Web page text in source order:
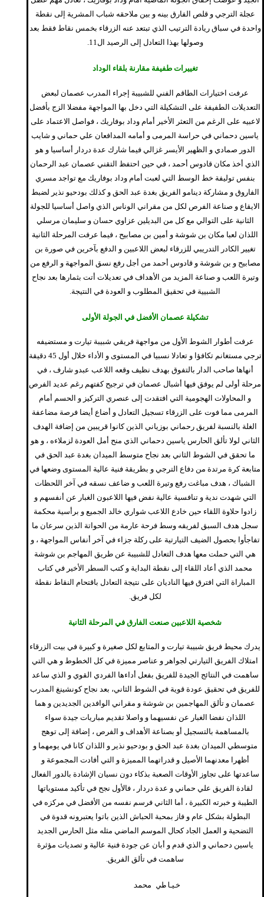
عجلة الترجي و قلص الفارق بينه و بين ملاحقه شباب المشرية إلى نقطة
واحدة في سباق ريادة الترتيب الذي تبتعد عنه الزرقاء بخمس نقاط فقط بعد
وصولها بهذا التعادل إلى الرصيد ال11.
تغييرات طفيفة مقارنة بلقاء الوداد
عرفت اختيارات الطاقم الفني للشبيبة إجراء المدرب عصمان لبعض
التعديلات الطفيفة على التشكيلة التي دخل بها المواجهة مفضلا الزج بأفضل
لاعبيه على الرغم من التعثر الأخير أمام وداد بوفاريك ، فواصل الاعتماد على
ياسين دحماني في حراسة المرمى و أمامه المدافعان علي حماني و شايب
الدور صمادي و الظهير الأيسر غزالي فيما شارك عدة دردار أساسيا و هو
الذي أخذ مكان قادوس أحمد ، في حين احتفظ التقني عصمان عبد الرحمان
بنفس توليفة خط الوسط التي لعبت أمام وداد بوفاريك مع تواجد مسري
الفاروق و مشاركة دينامو الفريق بغدة عبد الحق و كذلك بودحيو نذير لضبط
الايقاع و صناعة الفرص لكل من مقراني الوناس الذي واصل أساسيا للجولة
الثانية على التوالي مع كل من البديلين عزاوي حسان و سليمان مرسلي
اللذان لعبا مكان بن شوشة و أمين بن مصابيح ، فيما عرفت المرحلة الثانية
تغيير الكادر التدريبي للزرقاء لبعض اللاعبين و الدفع بآخرين في صورة بن
مصابيح و بن شوشة و قادوس أحمد من أجل رفع نسق المواجهة و الرفع من
وتيرة اللعب و صناعة المزيد من الأهداف في تعديلات أتت بثمارها بعد نجاح
الشبيية في تحقيق المطلوب و العودة في النتيجة.
تشكيلة عصمان الأفضل في الجولة الأولى
عرفت أطوار الشوط الأول من مواجهة فريقي شبيبة تيارت و مستضيفه
ترجي مستغانم تكافؤا و تعادلا نسبيا في المستوى و الأداء خلال أول 45 دقيقة
أنهاها صاحب الدار بالتفوق بهدف نظيف وقعه اللاعب عبدو شارف ، في
مرحلة أولى لم يوفق فيها أشبال عصمان في ترجيح كفتهم رغم عديد الفرص
و المحاولات الهجومية التي افتقدت إلى عنصري التركيز و الحسم أمام
المرمى مما فوت على الزرقاء تسجيل التعادل و أضاع أيضا فرصة مضاعفة
الغلة بالنسبة لفريق رحماني بوزياني الذين كانوا قريبين من إضافة الهدف
الثاني لولا تألق الحارس ياسين دحماني الذي منح أمل العودة لزملاءه ، و هو
ما تحقق في الشوط الثاني بعد نجاح متوسط الميدان بغدة عبد الحق في
متابعة كرة مرتدة من دفاع الترجي و بطريقة فنية عالية المستوى وضعها في
الشباك ، هدف مباغت رفع وتيرة اللعب و ضاعف نسقه في آخر اللحظات
التي شهدت ندية و تنافسية عالية نفض فيها اللاعبون الغبار عن أنفسهم و
زادوا حلاوة اللقاء حين خادع اللاعب شواري خالد الجميع و برأسية محكمة
سجل هدف السبق لفريقه وسط فرحة عارمة من الحواتة الذين سرعان ما
تفاجأوا بحصول الضيف التيارتية على ركلة جزاء في آخر أنفاس المواجهة ، و
هي التي حملت معها هدف التعادل للشبيبة عن طريق المهاجم بن شوشة
محمد الذي أعاد اللقاء إلى نقطة البداية و كتب السطر الأخير في كتاب
المباراة التي افترق فيها الناديان على نتيجة التعادل باقتحام النقاط نقطة
لكل فريق.
شخصية اللاعبين صنعت الفارق في المرحلة الثانية
يدرك محيط فريق شبيبة تيارت و المتابع لكل صغيرة و كبيرة في بيت الزرقاء
امتلاك الفريق التيارتي لجواهر و عناصر مميزة في كل الخطوط و هي التي
ساهمت في النتائج الجيدة للفريق بفعل أداءها الفردي القوي و الذي ساعد
للفريق في تحقيق عودة قوية في الشوط الثاني، بعد نجاح كونشينغ المدرب
عصمان و تألق المهاجمين بن شوشة و مقراني الوافدين الجديدين و هما
اللذان نفضا الغبار عن نفسيهما و واصلا تقديم مباريات جيدة سواء
بالمساهمة بالتسجيل أو بصناعة الأهداف و الفرص ، إضافة إلى توهج
متوسطي الميدان بغدة عبد الحق و بودحيو نذير و اللذان كانا في يومهما و
أظهرا معدنهما الأصيل و قدراتهما المميزة و التي أفادت المجموعة و
ساعدتها على تجاوز الأوقات الصعبة بذكاء دون نسيان الإشادة بالدور الفعال
لقادة الفريق علي حماني و عدة دردار ، فالأول نجح في تأكيد مستوياتها
الطيبة و خبرته الكبيرة ، أما الثاني فرسم نفسه من الأفضل في مركزه في
البطولة بشكل عام و فاز بمحبة الحباش الذين باتوا يعتبرونه قدوة في
التضحية و العمل الجاد كحال الموسم الماضي مثله مثل الحارس الجديد
ياسين دحماني و الذي قدم و أبان عن جودة فنية عالية و تصديات مؤثرة
ساهمت في تألق الفريق.
خياطي محمد